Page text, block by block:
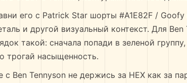
его с Patrick Star шорты #A1E82F /
и другой визуальный контекст. Для
такой: сначала попади в зеленой
трогай насыщенность.
с Ben Tennyson не держись за HEX как за